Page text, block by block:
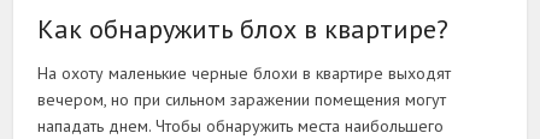
Как обнаружить блох в квартире?
На охоту маленькие черные блохи в квартире выходят
вечером, но при сильном заражении помещения могут
нападать днем. Чтобы обнаружить места наибольшего